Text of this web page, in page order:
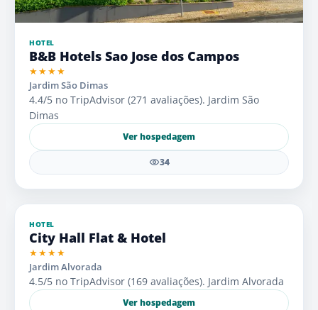
HOTEL
B&B Hotels Sao Jose dos Campos
★★★★
Jardim São Dimas
4.4/5 no TripAdvisor (271 avaliações). Jardim São
Dimas
Ver hospedagem
34
HOTEL
City Hall Flat & Hotel
★★★★
Jardim Alvorada
4.5/5 no TripAdvisor (169 avaliações). Jardim Alvorada
Ver hospedagem